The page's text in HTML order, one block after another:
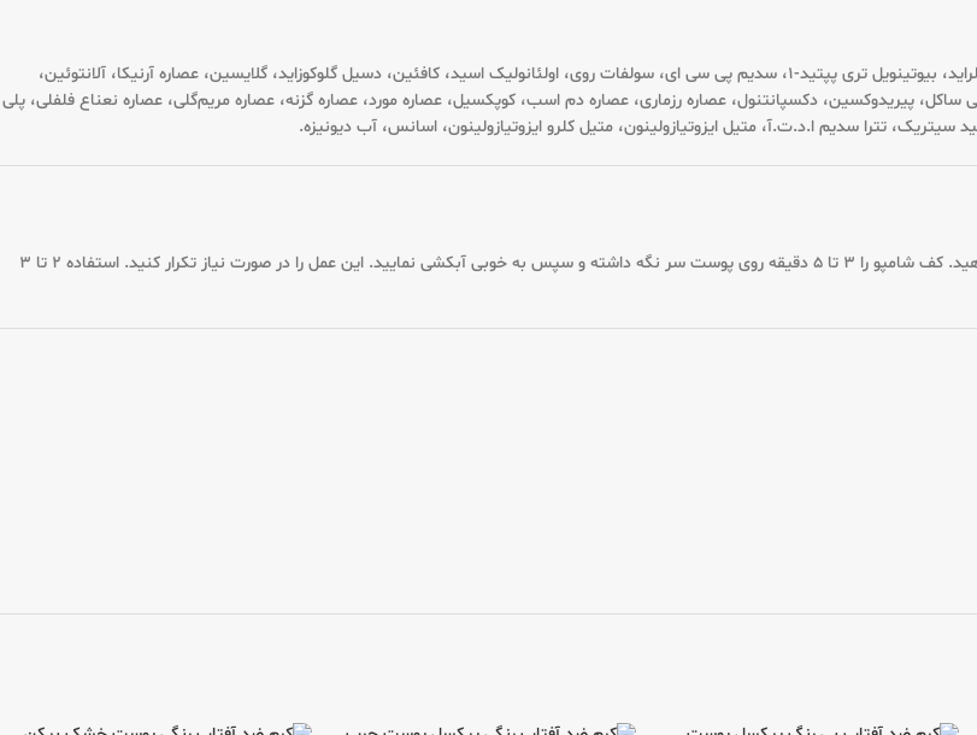
دی سدیم لورت سولفوسوکسینات، کوکامیدو پروپیل بتایین، گوار هیدروکسی پروپیل تریمونیوم کلراید، بیوتینویل تری پپتید-1، سدیم پی سی ای، سولفات روی، اولئانولیک اسید، کافئین، دسیل گلوکوزاید، گلایسین، عصاره آرنیکا، آلانتوئین،
عصاره آلوئه‌ورا، عصاره گل‌هانی ساکل، پیریدوکسین، دکسپانتنول، عصاره رزماری، عصاره دم اسب، کوپکسیل، عصاره مورد، عصاره گزنه، عصاره مریم‌گلی، عصاره نعناع فلفلی، پلی
را روی موهای خیس ماساژ دهید. کف شامپو را ۳ تا ۵ دقیقه روی پوست سر نگه داشته و سپس به خوبی آبکشی نمایید. این عمل را در صورت نیاز تکرار کنید. استفاده ۲ تا ۳